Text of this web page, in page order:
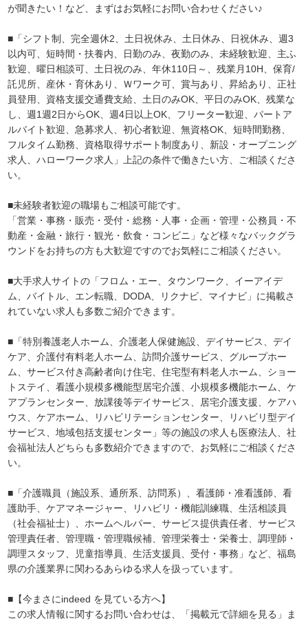
が聞きたい！など、まずはお気軽にお問い合わせください♪
■「シフト制、完全週休2、土日祝休み、土日休み、日祝休み、週3
以内可、短時間・扶養内、日勤のみ、夜勤のみ、未経験歓迎、主ふ
歓迎、曜日相談可、土日祝のみ、年休110日～、残業月10H、保育/
託児所、産休・育休あり、Ｗワーク可、賞与あり、昇給あり、正社
員登用、資格支援交通費支給、土日のみOK、平日のみOK、残業な
し、週1週2日からOK、週4日以上OK、フリーター歓迎、パートア
ルバイト歓迎、急募求人、初心者歓迎、無資格OK、短時間勤務、
フルタイム勤務、資格取得サポート制度あり、新設・オープニング
求人、ハローワーク求人」上記の条件で働きたい方、ご相談くださ
い。
■未経験者歓迎の職場もご相談可能です。
「営業・事務・販売・受付・総務・人事・企画・管理・公務員・不
動産・金融・旅行・観光・飲食・コンビニ」など様々なバックグラ
ウンドをお持ちの方も大歓迎ですのでお気軽にご相談ください。
■大手求人サイトの「フロム・エー、タウンワーク、イーアイデ
ム、バイトル、エン転職、DODA、リクナビ、マイナビ」に掲載さ
れていない求人も多数ご紹介できます。
■「特別養護老人ホーム、介護老人保健施設、デイサービス、デイ
ケア、介護付有料老人ホーム、訪問介護サービス、グループホー
ム、サービス付き高齢者向け住宅、住宅型有料老人ホーム、ショー
トステイ、看護小規模多機能型居宅介護、小規模多機能ホーム、ケ
アプランセンター、放課後等デイサービス、居宅介護支援、ケアハ
ウス、ケアホーム、リハビリテーションセンター、リハビリ型デイ
サービス、地域包括支援センター」等の施設の求人も医療法人、社
会福祉法人どちらも多数紹介できますので、お気軽にご相談くださ
い。
■「介護職員（施設系、通所系、訪問系）、看護師・准看護師、看
護助手、ケアマネージャー、リハビリ・機能訓練職、生活相談員
（社会福祉士）、ホームヘルパー、サービス提供責任者、サービス
管理責任者、管理職・管理職候補、管理栄養士・栄養士、調理師・
調理スタッフ、児童指導員、生活支援員、受付・事務」など、福島
県の介護業界に関わるあらゆる求人を扱っています。
■【今まさにindeed を見ている方へ】
この求人情報に関するお問い合わせは、「掲載元で詳細を見る」ま